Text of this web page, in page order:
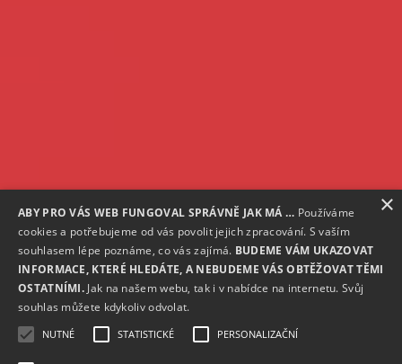
×
ABY PRO VÁS WEB FUNGOVAL SPRÁVNĚ JAK MÁ … Používáme
cookies a potřebujeme od vás povolit jejich zpracování. S vaším
souhlasem lépe poznáme, co vás zajímá. BUDEME VÁM UKAZOVAT
INFORMACE, KTERÉ HLEDÁTE, A NEBUDEME VÁS OBTĚŽOVAT TĚMI
OSTATNÍMI. Jak na našem webu, tak i v nabídce na internetu. Svůj
souhlas můžete kdykoliv odvolat.
NUTNÉ STATISTICKÉ PERSONALIZAČNÍ